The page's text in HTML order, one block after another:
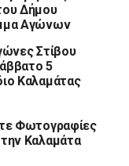
Δήμου
Αγώνων
Στίβου
5
Καλαμάτας
Φωτογραφίες
Καλαμάτα